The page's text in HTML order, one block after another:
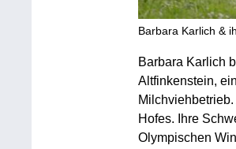
Barbara Karlich &
Barbara Karlich
Altfinkenstein,
Hofes. Ihre
Olympischen